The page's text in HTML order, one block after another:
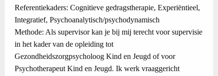
Referentiekaders: Cognitieve gedragstherapie, Experiëntieel,
Integratief, Psychoanalytisch/psychodynamisch
Methode: Als supervisor kan je bij mij terecht voor supervisie
in het kader van de opleiding tot
Gezondheidszorgpsycholoog Kind en Jeugd of voor
Psychotherapeut Kind en Jeugd. Ik werk vraaggericht